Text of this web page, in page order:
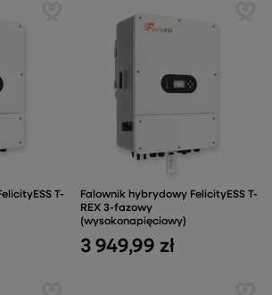
T-
Falownik hybrydowy FelicityESS T-
REX 3-fazowy
(wysokonapięciowy)
3 949,99 zł